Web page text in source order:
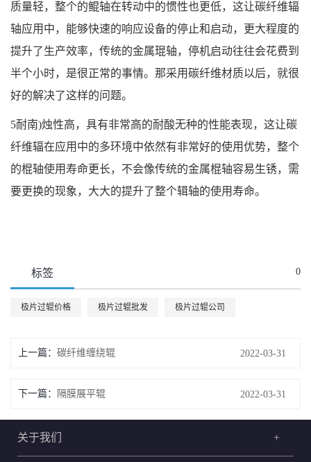
质量轻，整个的鲲轴在转动中的惯性也更低，这让碳纤维辐
轴应用中，能够快速的响应设备的停止和启动，更大程度的
提升了生产效率，传统的金属琨轴，停机启动往往会花费到
半个小时，是很正常的事情。那采用碳纤维材质以后，就很
好的解决了这样的问题。
5耐南)烛性高，具有非常高的耐酸无种的性能表现，这让碳
纤维辐在应用中的多环境中依然有非常好的使用优势，整个
的棍轴使用寿命更长，不会像传统的金属棍轴容易生锈，需
要更换的现象，大大的提升了整个辑轴的使用寿命。
标签 0
极片过辊价格 极片过辊批发 极片过辊公司
上一篇： 碳纤维缠绕辊 2022-03-31
下一篇： 隔膜展平辊 2022-03-31
关于我们 +